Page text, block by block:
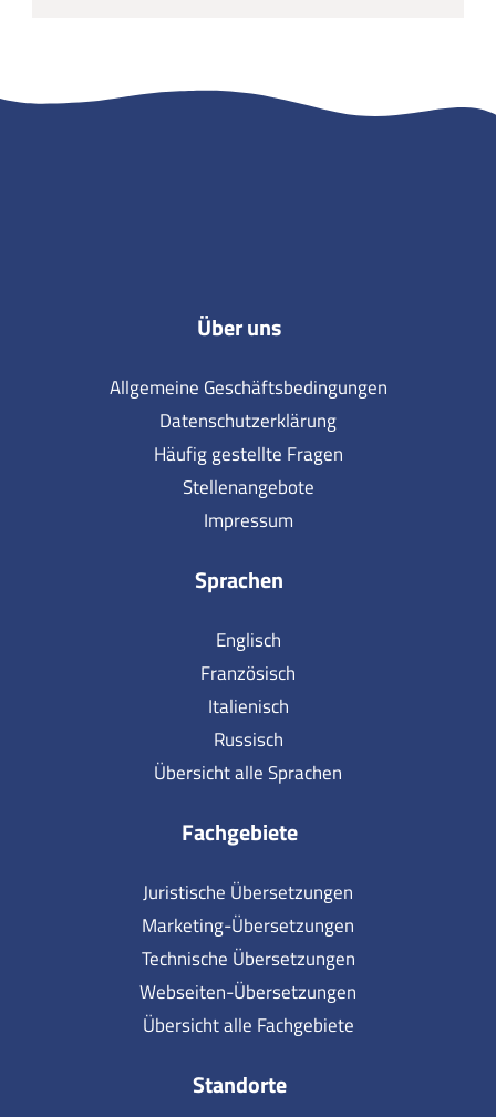
Über uns
Allgemeine Geschäftsbedingungen
Datenschutzerklärung
Häufig gestellte Fragen
Stellenangebote
Impressum
Sprachen
Englisch
Französisch
Italienisch
Russisch
Übersicht alle Sprachen
Fachgebiete
Juristische Übersetzungen
Marketing-Übersetzungen
Technische Übersetzungen
Webseiten-Übersetzungen
Übersicht alle Fachgebiete
Standorte